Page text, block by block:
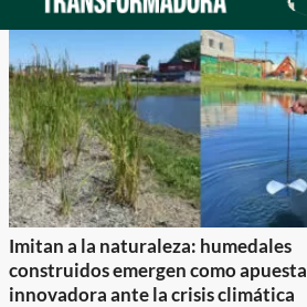
Imitan a la naturaleza: humedales
construidos emergen como apuesta
innovadora ante la crisis climática